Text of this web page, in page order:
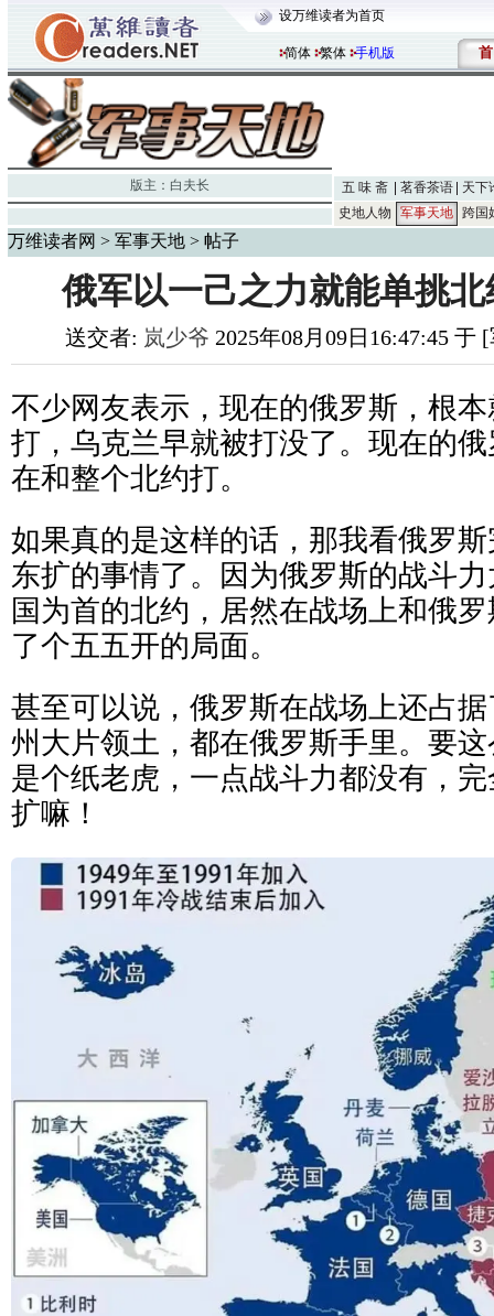
设万维读者为首页
简体 繁体 手机版 首
版主： 白夫长 五 味 斋 茗香茶语
天下
史地人物
军事天地 跨国
万维读者网 > 军事天地 > 帖子
俄军以一己之力就能单挑
送交者: 岚少爷 2025年08月09日16:47:45 于
不少网友表示，现在的俄罗斯，根
打，乌克兰早就被打没了。现在的
在和整个北约打。
如果真的是这样的话，那我看俄罗
东扩的事情了。因为俄罗斯的战斗
国为首的北约，居然在战场上和俄
了个五五开的局面。
甚至可以说，俄罗斯在战场上还占
州大片领土，都在俄罗斯手里。要
是个纸老虎，一点战斗力都没有，
扩嘛！